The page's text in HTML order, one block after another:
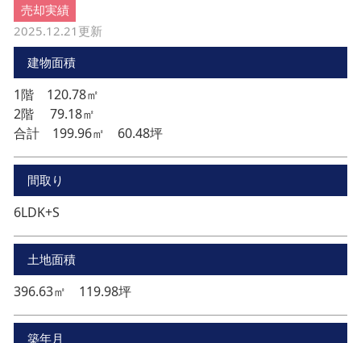
売却実績
2025.12.21 更新
建物面積
1階 120.78㎡
2階 79.18㎡
合計 199.96㎡ 60.48坪
間取り
6LDK+S
土地面積
396.63㎡ 119.98坪
築年月